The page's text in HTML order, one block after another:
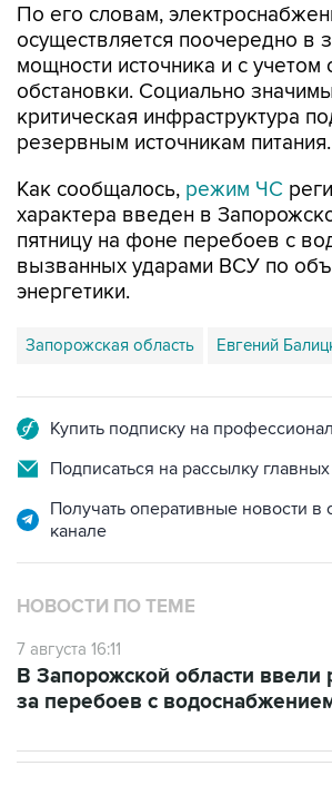
По его словам,
осуществляется поочередно в
мощности источника и с учетом
обстановки. Социально
критическая инфраструктура
резервным источникам питания.
Как сообщалось, режим ЧС
характера введен в
пятницу на фоне перебоев с
вызванных ударами ВСУ по
энергетики.
Запорожская область Евгений
Купить подписку на
Подписаться на рассылку
Получать оперативные новости
канале
НОВОСТИ ПО ТЕМЕ
7 августа 16:11
В Запорожской области
за перебоев с